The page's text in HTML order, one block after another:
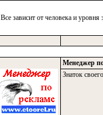
Все зависит от человека и уровня
Менеджер
Знаток